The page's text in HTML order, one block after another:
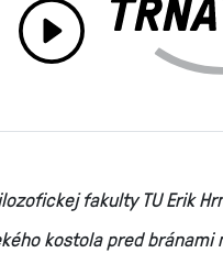
fakulty TU Erik
kostola pred